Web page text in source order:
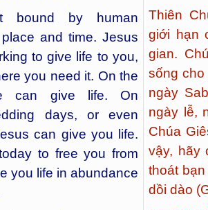
bound by human
place and time. Jesus
to give life to you,
you need it. On the
can give life. On
days, or even
can give you life.
to free you from
you life in abundance
Thiên
giới hạn
gian.
sống cho
ngày
ngày lễ,
Chúa
vậy, hãy
thoát
dồi dào